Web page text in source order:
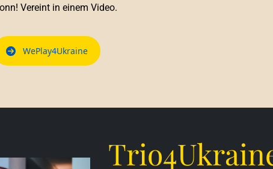
Vereint in einem Video.
WePlay4Ukraine